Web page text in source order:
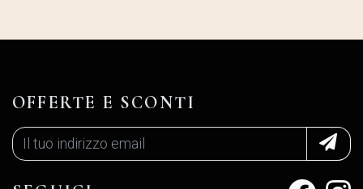
OFFERTE E SCONTI